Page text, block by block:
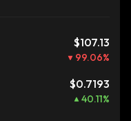
$107.13
99.06%
$0.7193
40.11%